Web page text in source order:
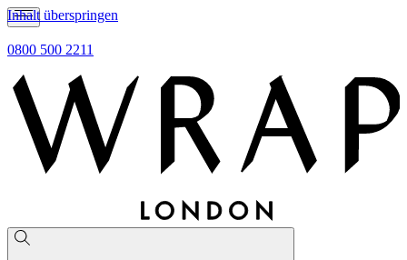
Inhalt überspringen
0800 500 2211